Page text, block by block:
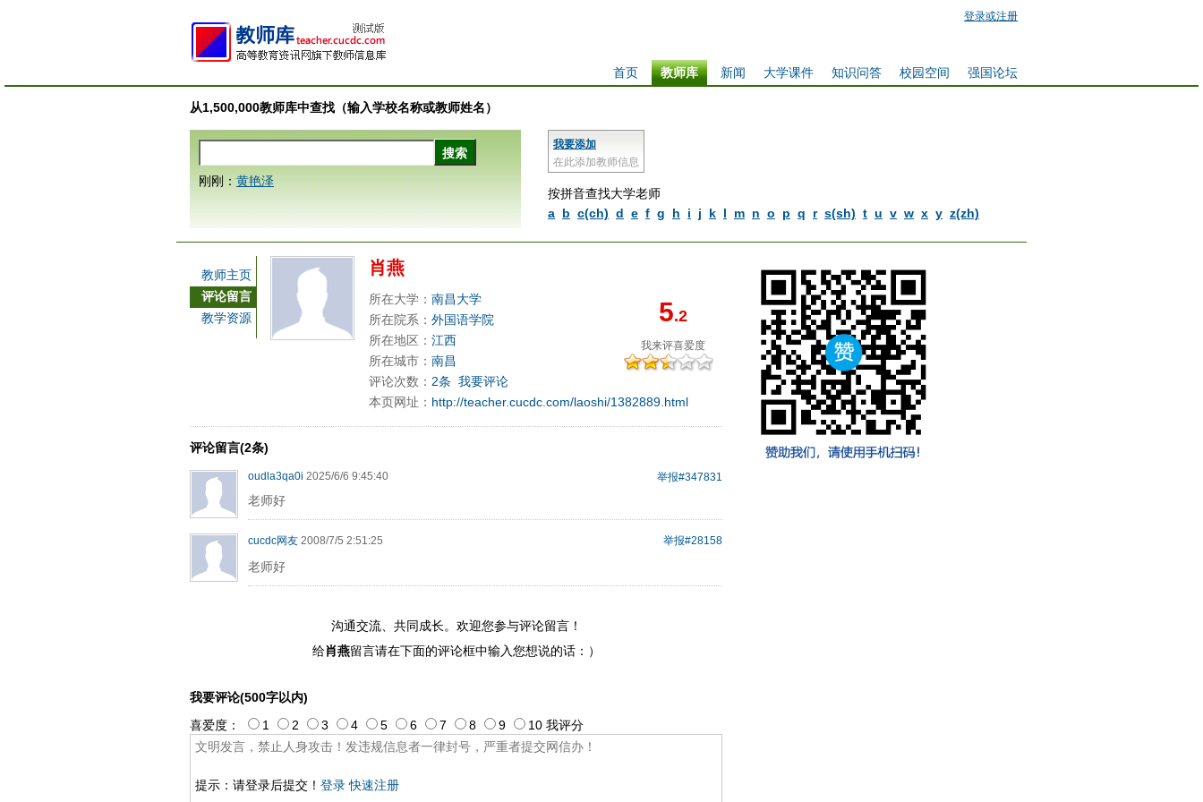
登录或注册
强国论坛
校园空间
知识问答
大学课件
新闻
教师库
首页
从1,500,000教师库中查找（输入学校名称或教师姓名）
我要添加
在此添加教师信息
按拼音查找大学老师
a b c(ch) d e f g h i j k l m n o p q r s(sh) t u v w x y z(zh)
刚刚： 黄艳泽
教师主页
评论留言
教学资源
肖燕
5.2
我来评喜爱度
所在大学： 南昌大学
所在院系： 外国语学院
所在地区： 江西
所在城市： 南昌
评论次数： 2条 我要评论
本页网址： http://teacher.cucdc.com/laoshi/1382889.html
评论留言(2条)
举报#347831
oudla3qa0i 2025/6/6 9:45:40
老师好
举报#28158
cucdc网友 2008/7/5 2:51:25
老师好
沟通交流、共同成长。欢迎您参与评论留言！
给肖燕留言请在下面的评论框中输入您想说的话：）
我要评论(500字以内)
提示：请登录后提交！ 登录 快速注册
喜爱度： 1 2 3 4 5 6 7 8 9 10 我评分